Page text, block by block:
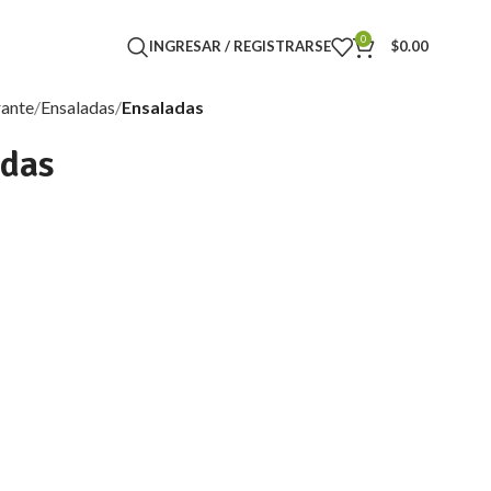
INGRESAR / REGISTRARSE 0 $0.00
Ensaladas Ensaladas